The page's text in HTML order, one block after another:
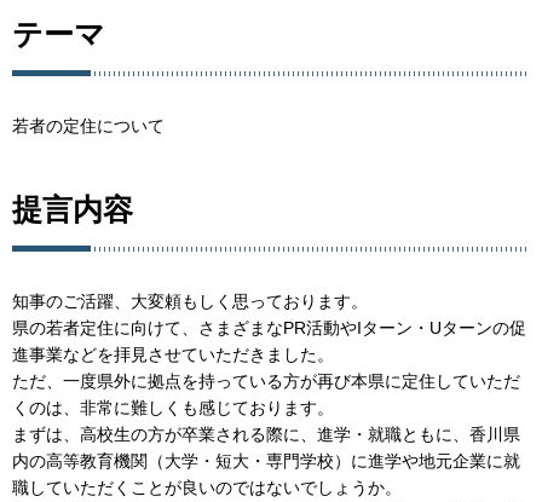
テーマ
若者の定住について
提言内容
知事のご活躍、大変頼もしく思っております。
県の若者定住に向けて、さまざまなPR活動やIターン・Uターンの促
進事業などを拝見させていただきました。
ただ、一度県外に拠点を持っている方が再び本県に定住していただ
くのは、非常に難しくも感じております。
まずは、高校生の方が卒業される際に、進学・就職ともに、香川県
内の高等教育機関（大学・短大・専門学校）に進学や地元企業に就
職していただくことが良いのではないでしょうか。